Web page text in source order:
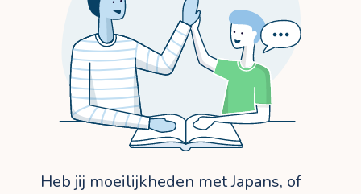
Heb jij moeilijkheden met Japans, of